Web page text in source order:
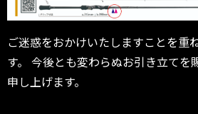
ご迷惑をおかけいたしますことを重
す。 今後とも変わらぬお引き立てを
申し上げます。